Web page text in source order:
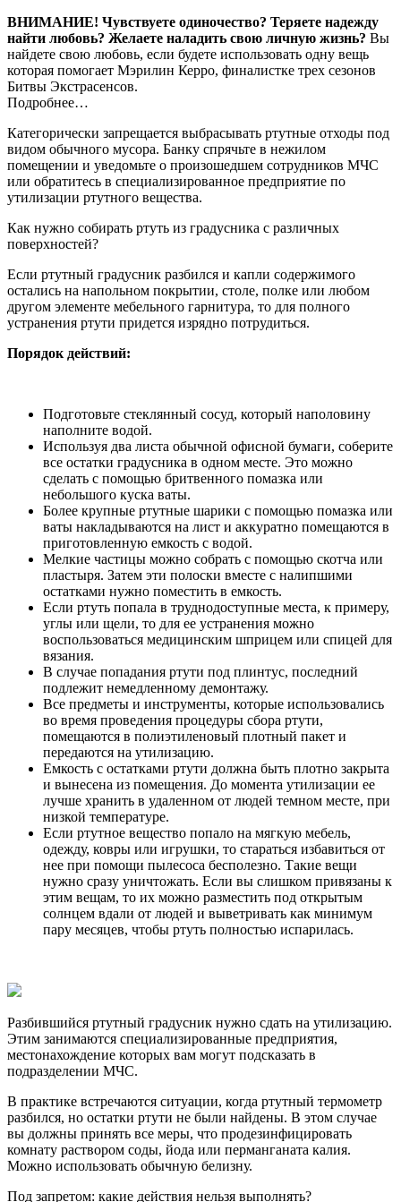
ВНИМАНИЕ! Чувствуете одиночество? Теряете надежду
найти любовь? Желаете наладить свою личную жизнь? Вы
найдете свою любовь, если будете использовать одну вещь
которая помогает Мэрилин Керро, финалистке трех сезонов
Битвы Экстрасенсов.
Подробнее…
Категорически запрещается выбрасывать ртутные отходы под
видом обычного мусора. Банку спрячьте в нежилом
помещении и уведомьте о произошедшем сотрудников МЧС
или обратитесь в специализированное предприятие по
утилизации ртутного вещества.
Как нужно собирать ртуть из градусника с различных
поверхностей?
Если ртутный градусник разбился и капли содержимого
остались на напольном покрытии, столе, полке или любом
другом элементе мебельного гарнитура, то для полного
устранения ртути придется изрядно потрудиться.
Порядок действий:
Подготовьте стеклянный сосуд, который наполовину
наполните водой.
Используя два листа обычной офисной бумаги, соберите
все остатки градусника в одном месте. Это можно
сделать с помощью бритвенного помазка или
небольшого куска ваты.
Более крупные ртутные шарики с помощью помазка или
ваты накладываются на лист и аккуратно помещаются в
приготовленную емкость с водой.
Мелкие частицы можно собрать с помощью скотча или
пластыря. Затем эти полоски вместе с налипшими
остатками нужно поместить в емкость.
Если ртуть попала в труднодоступные места, к примеру,
углы или щели, то для ее устранения можно
воспользоваться медицинским шприцем или спицей для
вязания.
В случае попадания ртути под плинтус, последний
подлежит немедленному демонтажу.
Все предметы и инструменты, которые использовались
во время проведения процедуры сбора ртути,
помещаются в полиэтиленовый плотный пакет и
передаются на утилизацию.
Емкость с остатками ртути должна быть плотно закрыта
и вынесена из помещения. До момента утилизации ее
лучше хранить в удаленном от людей темном месте, при
низкой температуре.
Если ртутное вещество попало на мягкую мебель,
одежду, ковры или игрушки, то стараться избавиться от
нее при помощи пылесоса бесполезно. Такие вещи
нужно сразу уничтожать. Если вы слишком привязаны к
этим вещам, то их можно разместить под открытым
солнцем вдали от людей и выветривать как минимум
пару месяцев, чтобы ртуть полностью испарилась.
Разбившийся ртутный градусник нужно сдать на утилизацию.
Этим занимаются специализированные предприятия,
местонахождение которых вам могут подсказать в
подразделении МЧС.
В практике встречаются ситуации, когда ртутный термометр
разбился, но остатки ртути не были найдены. В этом случае
вы должны принять все меры, что продезинфицировать
комнату раствором соды, йода или перманганата калия.
Можно использовать обычную белизну.
Под запретом: какие действия нельзя выполнять?